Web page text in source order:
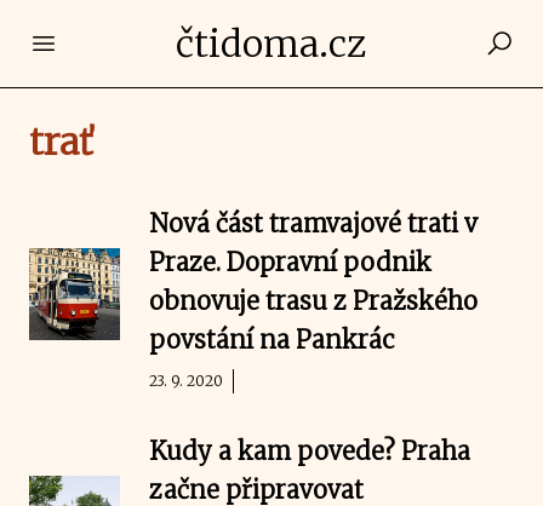
Open main menučtidoma.cz
trať
Nová část tramvajové trati v
Praze. Dopravní podnik
obnovuje trasu z Pražského
povstání na Pankrác
23. 9. 2020
Kudy a kam povede? Praha
začne připravovat